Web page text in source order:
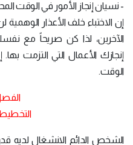
- نسيان إنجاز الأمور في الوقت
إن الاختباء خلف الأعذار
الآخرين، لذا كن صريحاً مع
إنجازك الأعمال التي التزمت
الوقت.
الشخص الدائم الانشغال لديه